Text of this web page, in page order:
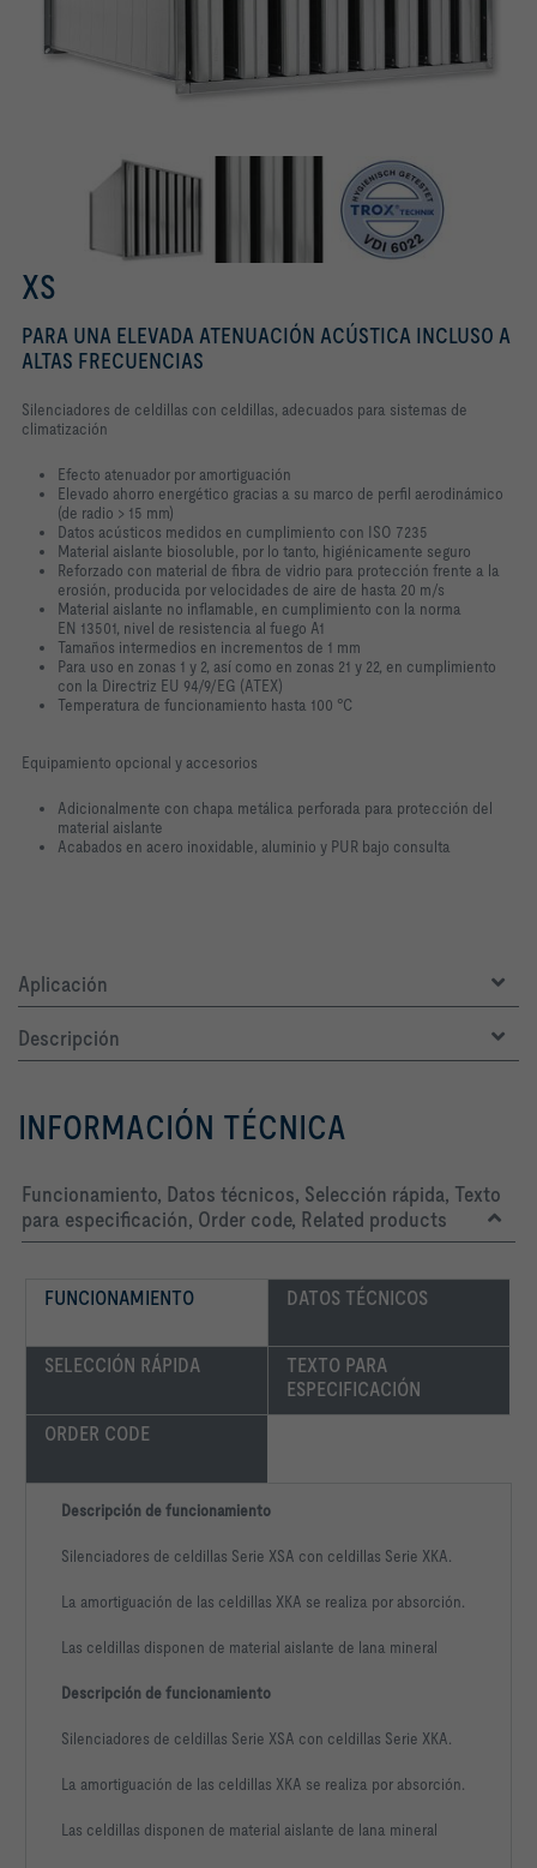
XS
PARA UNA ELEVADA ATENUACIÓN ACÚSTICA INCLUSO A
ALTAS FRECUENCIAS
Silenciadores de celdillas con celdillas, adecuados para sistemas de
climatización
Efecto atenuador por amortiguación
Elevado ahorro energético gracias a su marco de perfil aerodinámico
(de radio > 15 mm)
Datos acústicos medidos en cumplimiento con ISO 7235
Material aislante biosoluble, por lo tanto, higiénicamente seguro
Reforzado con material de fibra de vidrio para protección frente a la
erosión, producida por velocidades de aire de hasta 20 m/s
Material aislante no inflamable, en cumplimiento con la norma
EN 13501, nivel de resistencia al fuego A1
Tamaños intermedios en incrementos de 1 mm
Para uso en zonas 1 y 2, así como en zonas 21 y 22, en cumplimiento
con la Directriz EU 94/9/EG (ATEX)
Temperatura de funcionamiento hasta 100 °C
Equipamiento opcional y accesorios
Adicionalmente con chapa metálica perforada para protección del
material aislante
Acabados en acero inoxidable, aluminio y PUR bajo consulta
Aplicación
Descripción
INFORMACIÓN TÉCNICA
Funcionamiento, Datos técnicos, Selección rápida, Texto
para especificación, Order code, Related products
FUNCIONAMIENTO DATOS TÉCNICOS
SELECCIÓN RÁPIDA
TEXTO PARA
ESPECIFICACIÓN
ORDER CODE
Descripción de funcionamiento
Silenciadores de celdillas Serie XSA con celdillas Serie XKA.
La amortiguación de las celdillas XKA se realiza por absorción.
Las celdillas disponen de material aislante de lana mineral
Descripción de funcionamiento
Silenciadores de celdillas Serie XSA con celdillas Serie XKA.
La amortiguación de las celdillas XKA se realiza por absorción.
Las celdillas disponen de material aislante de lana mineral